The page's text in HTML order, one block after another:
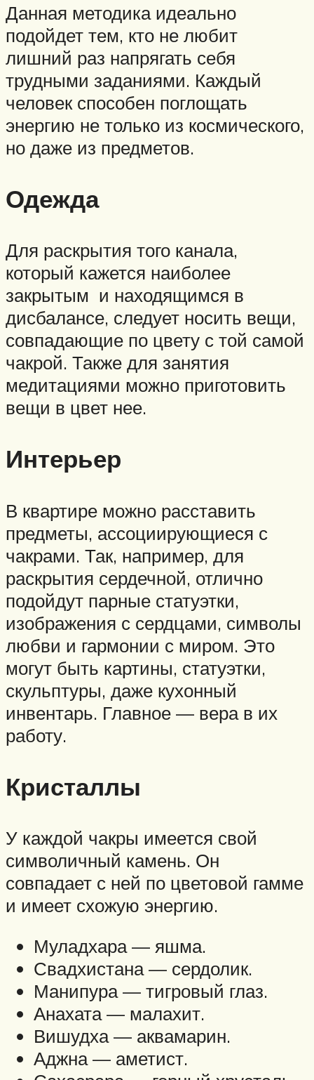
Данная методика идеально
подойдет тем, кто не любит
лишний раз напрягать себя
трудными заданиями. Каждый
человек способен поглощать
энергию не только из космического,
но даже из предметов.
Одежда
Для раскрытия того канала,
который кажется наиболее
закрытым и находящимся в
дисбалансе, следует носить вещи,
совпадающие по цвету с той самой
чакрой. Также для занятия
медитациями можно приготовить
вещи в цвет нее.
Интерьер
В квартире можно расставить
предметы, ассоциирующиеся с
чакрами. Так, например, для
раскрытия сердечной, отлично
подойдут парные статуэтки,
изображения с сердцами, символы
любви и гармонии с миром. Это
могут быть картины, статуэтки,
скульптуры, даже кухонный
инвентарь. Главное — вера в их
работу.
Кристаллы
У каждой чакры имеется свой
символичный камень. Он
совпадает с ней по цветовой гамме
и имеет схожую энергию.
Муладхара — яшма.
Свадхистана — сердолик.
Манипура — тигровый глаз.
Анахата — малахит.
Вишудха — аквамарин.
Аджна — аметист.